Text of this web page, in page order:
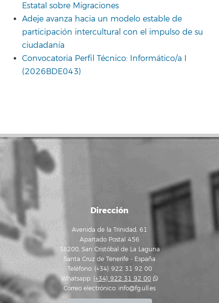
Estatal sobre Migraciones
Adeje avanza hacia un modelo estable de
participación intercultural con el impulso de su
ciudadanía
Convocatoria Perfil Técnico: Informático/a I
(2026BDE043)
Dirección
Avenida de la Trinidad, 61
Apartado Postal 456
38200, San Cristóbal de La Laguna
Santa Cruz de Tenerife - España
Teléfono: (+34) 922 31 92 00
Whatsapp: (+34) 922 31 92 00
Correo electrónico: info@fg.ull.es